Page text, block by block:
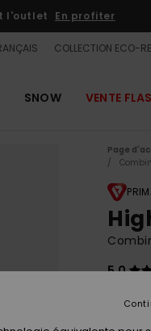
l'outlet En profiter
COLLECTION ECO-
SNOW VENTE
Page
5.0